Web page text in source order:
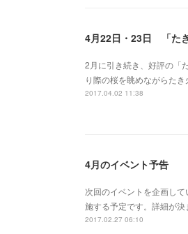
4月22日・23日 「た
2月に引き続き、好評の「
り際の桜を眺めながらた
2017.04.02 11:38
4月のイベント予告
次回のイベントを企画し
施する予定です。詳細が
2017.02.27 06:10